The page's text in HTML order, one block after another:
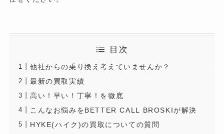
目次
他社からの乗り換え考えていませんか？
最新の買取実績
高い！早い！丁寧！を徹底
こんなお悩みをBETTER CALL BROSKIが解決
HYKE(ハイク)の買取についての質問